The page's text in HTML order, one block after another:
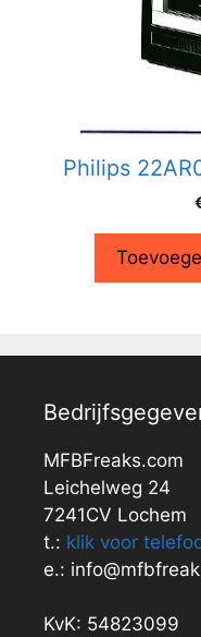
Philips
MFBFreaks.com
Leichelweg 24
7241CV Lochem
t.: klik voor
e.:
KvK: 54823099